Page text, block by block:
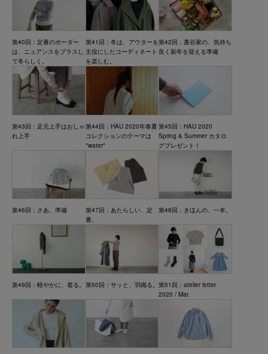
第40回：定番のボーダー
は、ニュアンスをプラスし
て冬らしく。
第41回：冬は、アウターを
主役にしたコーディネート
を楽しむ。
第42回：藁谷家の、気持ち
良く新年を迎える準備
第43回：足元上手はおしゃ
れ上手
第44回：HAU 2020年春夏
コレクションのテーマは
"water"
第45回：HAU 2020
Spring & Summer カタロ
グプレゼント！
第46回：さあ、準備
第47回：あたらしい、定
番。
第48回：きほんの、一本。
第49回：軽やかに、着る。 第50回：サッと、羽織る。 第51回：atelier letter
2020 / Mar.